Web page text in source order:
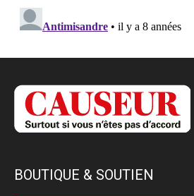
BOUTIQUE & SOUTIEN